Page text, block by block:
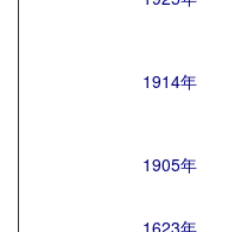
1914年
1905年
1623年